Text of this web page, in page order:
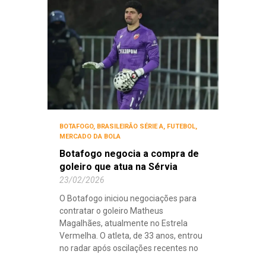
BOTAFOGO, BRASILEIRÃO SÉRIE A, FUTEBOL,
MERCADO DA BOLA
Botafogo negocia a compra de
goleiro que atua na Sérvia
23/02/2026
O Botafogo iniciou negociações para
contratar o goleiro Matheus
Magalhães, atualmente no Estrela
Vermelha. O atleta, de 33 anos, entrou
no radar após oscilações recentes no